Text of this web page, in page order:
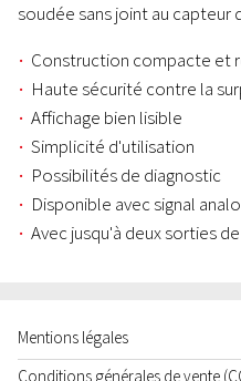
soudée sans joint au capteur
Construction compacte et
Haute sécurité contre la
Affichage bien lisible
Simplicité d'utilisation
Possibilités de diagnostic
Disponible avec signal
Avec jusqu'à deux sorties
Mentions légales
Conditions générales de vente